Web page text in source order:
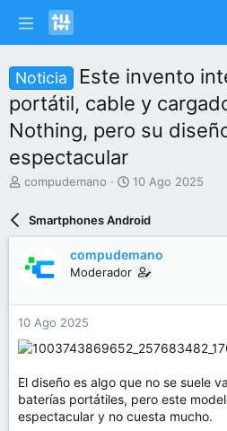
Noticia
Este invento
portátil, cable y
Nothing, pero su
espectacular
I
a
r
d
e
l
t
e
m
a
compudemano
F
h
d
e
n
i
10 Ago 2025
Smartphones Android
compudemano
Moderador
10 Ago 2025
El diseño es algo que no se suele
baterías portátiles, pero este
espectacular y no cuesta mucho.